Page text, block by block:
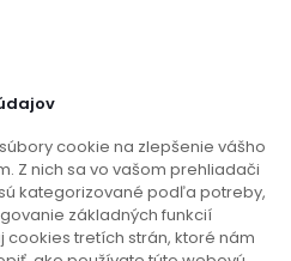
cookie na zlepšenie vášho
Z nich sa vo vašom prehliadači
kategorizované podľa potreby,
základných funkcií
cookies tretích strán, ktoré nám